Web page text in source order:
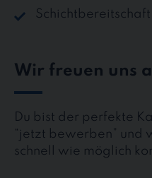
Schichtbereitschaft
Wir freuen uns
Du bist der perfekte
“jetzt bewerben” und
schnell wie möglich